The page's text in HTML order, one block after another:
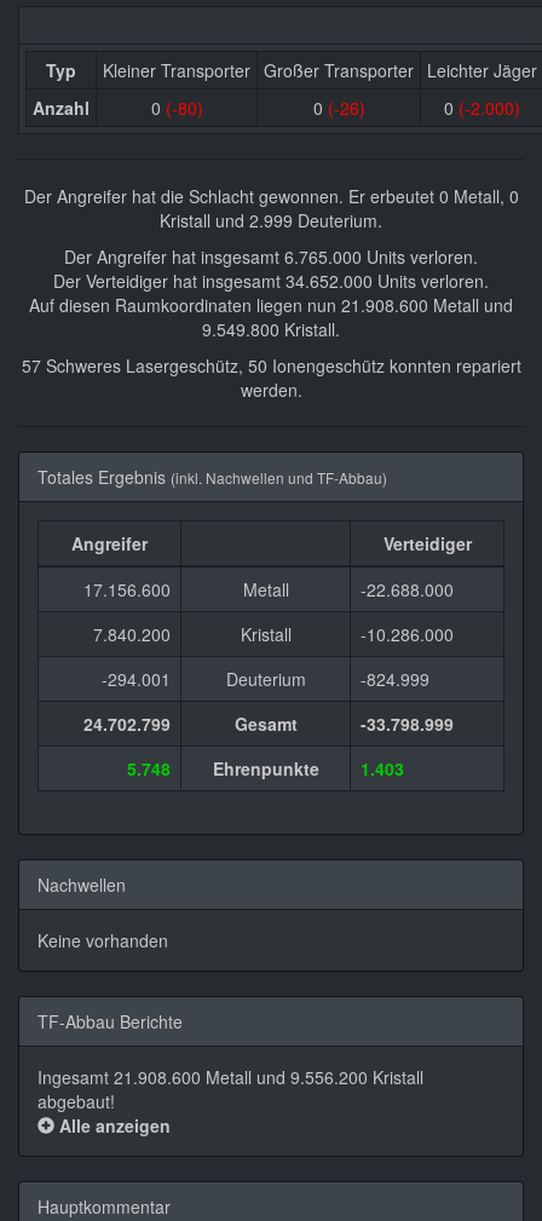
Typ Kleiner Transporter Großer Transporter Leichter Jäger
Anzahl
0 (-80) 0 (-26) 0 (-2.000)
Der Angreifer hat die Schlacht gewonnen. Er erbeutet 0 Metall, 0
Kristall und 2.999 Deuterium.
Der Angreifer hat insgesamt 6.765.000 Units verloren.
Der Verteidiger hat insgesamt 34.652.000 Units verloren.
Auf diesen Raumkoordinaten liegen nun 21.908.600 Metall und
9.549.800 Kristall.
57 Schweres Lasergeschütz, 50 Ionengeschütz konnten repariert
werden.
Totales Ergebnis (inkl. Nachwellen und TF-Abbau)
Angreifer
Verteidiger
17.156.600
Metall
-22.688.000
7.840.200
Kristall
-10.286.000
-294.001
Deuterium
-824.999
24.702.799
Gesamt
-33.798.999
5.748
Ehrenpunkte 1.403
Nachwellen
Keine vorhanden
TF-Abbau Berichte
Ingesamt 21.908.600 Metall und 9.556.200 Kristall
abgebaut!
Alle anzeigen
Hauptkommentar